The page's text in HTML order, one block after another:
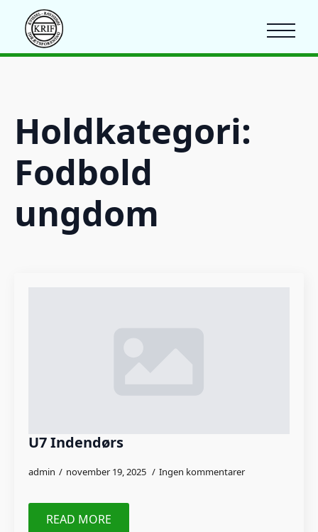
Holdkategori:
Fodbold
ungdom
U7 Indendørs
admin november 19, 2025 Ingen kommentarer
READ MORE